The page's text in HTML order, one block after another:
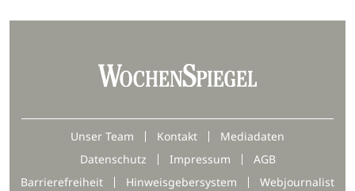
Unser Team Kontakt
Mediadaten
Datenschutz
Impressum
AGB
Barrierefreiheit
Hinweisgebersystem Webjournalist